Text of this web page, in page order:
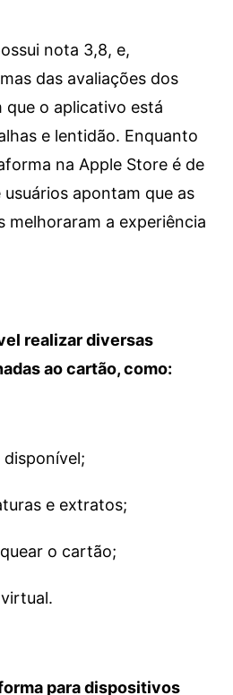
nota 3,8, e,
das avaliações dos
o aplicativo está
e lentidão. Enquanto
na Apple Store é de
apontam que as
melhoraram a experiência
realizar diversas
ao cartão, como:
e extratos;
o cartão;
para dispositivos